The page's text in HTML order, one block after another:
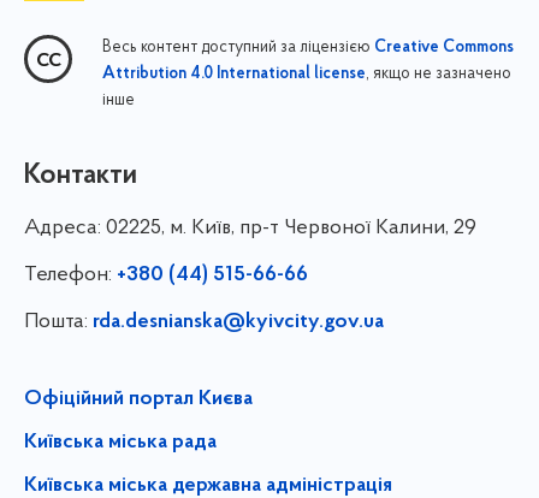
Весь контент доступний за ліцензією Creative Commons
Attribution 4.0 International license, якщо не зазначено
інше
Контакти
Адреса: 02225, м. Київ, пр-т Червоної Калини, 29
Телефон: +380 (44) 515-66-66
Пошта: rda.desnianska@kyivcity.gov.ua
Офіційний портал Києва
Київська міська рада
Київська міська державна адміністрація